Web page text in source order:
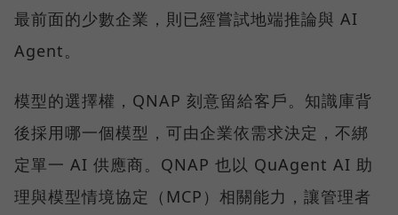
最前面的少數企業，則已經嘗試地端推論與 AI
Agent。
模型的選擇權，QNAP 刻意留給客戶。知識庫背
後採用哪一個模型，可由企業依需求決定，不綁
定單一 AI 供應商。QNAP 也以 QuAgent AI 助
理與模型情境協定（MCP）相關能力，讓管理者